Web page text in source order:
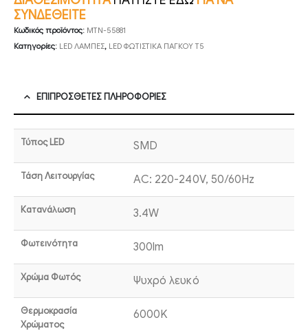
ΣΥΝΔΕΘΕΙΤΕ
Κωδικός προϊόντος: MTN-55881
Κατηγορίες: LED ΛΑΜΠΕΣ, LED ΦΩΤΙΣΤΙΚΑ ΠΑΓΚΟΥ T5
ΕΠΙΠΡΌΣΘΕΤΕΣ ΠΛΗΡΟΦΟΡΊΕΣ
Τύπος LED SMD
Τάση Λειτουργίας AC: 220-240V, 50/60Hz
Κατανάλωση 3.4W
Φωτεινότητα 300lm
Χρώμα Φωτός Ψυχρό λευκό
Θερμοκρασία
Χρώματος
6000K